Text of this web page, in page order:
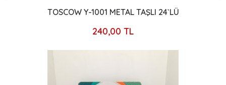
TOSCOW Y-1001 METAL TAŞLI 24`LÜ
240,00 TL